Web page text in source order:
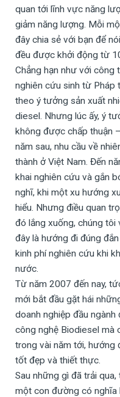
quan tới lĩnh vực năng
giảm năng lượng. Mỗi
đây chia sẻ với bạn để
đều được khởi động từ
Chẳng hạn như với công
nghiên cứu sinh từ Pháp
theo ý tưởng sản xuất
diesel. Nhưng lúc ấy, ý
không được chấp thuận
năm sau, nhu cầu về
thành ở Việt Nam. Đến
khai nghiên cứu và gắn
nghĩ, khi một xu hướng
hiểu. Nhưng điều quan
đó lắng xuống, chúng tôi
đây là hướng đi đúng
kinh phí nghiên cứu khi
nước.
Từ năm 2007 đến nay,
mới bắt đầu gặt hái
doanh nghiệp đầu ngành
công nghệ Biodiesel mà
trong vài năm tới, hướng
tốt đẹp và thiết thực.
Sau những gì đã trải
một con đường có nghĩa